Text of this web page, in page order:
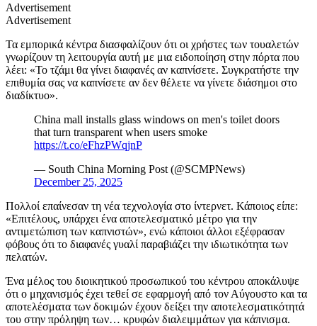
Advertisement
Advertisement
Τα εμπορικά κέντρα διασφαλίζουν ότι οι χρήστες των τουαλετών
γνωρίζουν τη λειτουργία αυτή με μια ειδοποίηση στην πόρτα που
λέει: «Το τζάμι θα γίνει διαφανές αν καπνίσετε. Συγκρατήστε την
επιθυμία σας να καπνίσετε αν δεν θέλετε να γίνετε διάσημοι στο
διαδίκτυο».
China mall installs glass windows on men's toilet doors
that turn transparent when users smoke
https://t.co/eFhzPWqjnP
— South China Morning Post (@SCMPNews)
December 25, 2025
Πολλοί επαίνεσαν τη νέα τεχνολογία στο ίντερνετ. Κάποιος είπε:
«Επιτέλους, υπάρχει ένα αποτελεσματικό μέτρο για την
αντιμετώπιση των καπνιστών», ενώ κάποιοι άλλοι εξέφρασαν
φόβους ότι το διαφανές γυαλί παραβιάζει την ιδιωτικότητα των
πελατών.
Ένα μέλος του διοικητικού προσωπικού του κέντρου αποκάλυψε
ότι ο μηχανισμός έχει τεθεί σε εφαρμογή από τον Αύγουστο και τα
αποτελέσματα των δοκιμών έχουν δείξει την αποτελεσματικότητά
του στην πρόληψη των… κρυφών διαλειμμάτων για κάπνισμα.